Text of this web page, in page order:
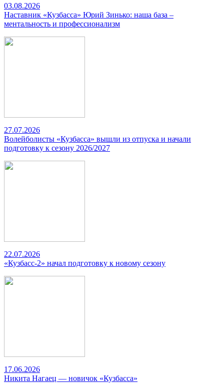
03.08.2026
Наставник «Кузбасса» Юрий Зинько: наша база –
ментальность и профессионализм
27.07.2026
Волейболисты «Кузбасса» вышли из отпуска и начали
подготовку к сезону 2026/2027
22.07.2026
«Кузбасс-2» начал подготовку к новому сезону
17.06.2026
Никита Нагаец — новичок «Кузбасса»